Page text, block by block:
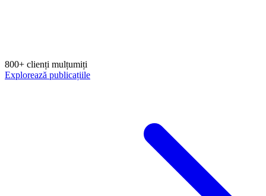
800+ clienți mulțumiți
Explorează publicațiile